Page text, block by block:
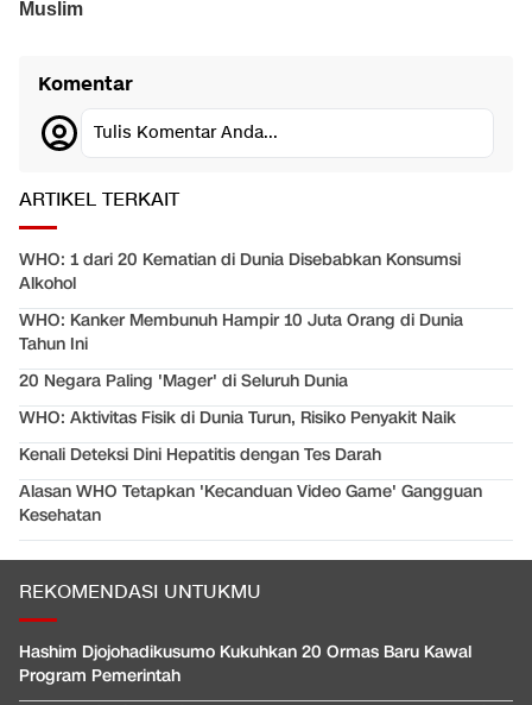
Komentar
Tulis Komentar Anda...
ARTIKEL TERKAIT
WHO: 1 dari 20 Kematian di Dunia Disebabkan Konsumsi
Alkohol
WHO: Kanker Membunuh Hampir 10 Juta Orang di Dunia
Tahun Ini
20 Negara Paling 'Mager' di Seluruh Dunia
WHO: Aktivitas Fisik di Dunia Turun, Risiko Penyakit Naik
Kenali Deteksi Dini Hepatitis dengan Tes Darah
Alasan WHO Tetapkan 'Kecanduan Video Game' Gangguan
Kesehatan
REKOMENDASI UNTUKMU
Hashim Djojohadikusumo Kukuhkan 20 Ormas Baru Kawal
Program Pemerintah